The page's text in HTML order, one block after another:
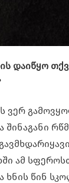
დაიწყო
ვერ
შინაგანი
ამ
ხნის წინ